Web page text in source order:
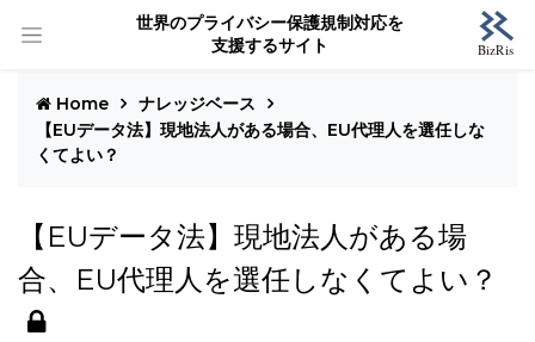
世界のプライバシー保護規制対応を
支援するサイト
Home
ナレッジベース
【EUデータ法】現地法人がある場合、EU代理人を選任しな
くてよい？
【EUデータ法】現地法人がある場
合、EU代理人を選任しなくてよい？